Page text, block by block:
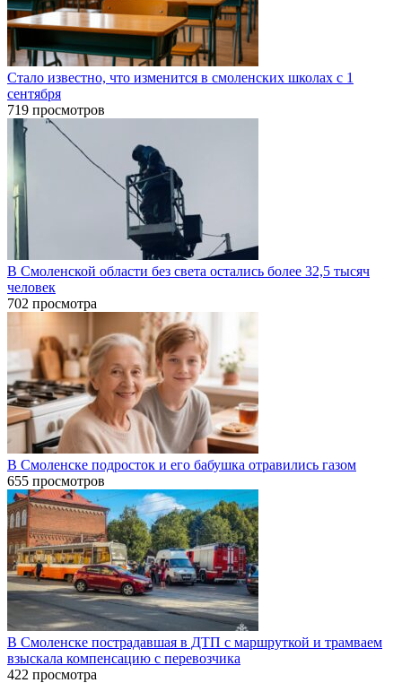
Стало известно, что изменится в смоленских школах с 1
сентября
719 просмотров
В Смоленской области без света остались более 32,5 тысяч
человек
702 просмотра
В Смоленске подросток и его бабушка отравились газом
655 просмотров
В Смоленске пострадавшая в ДТП с маршруткой и трамваем
взыскала компенсацию с перевозчика
422 просмотра